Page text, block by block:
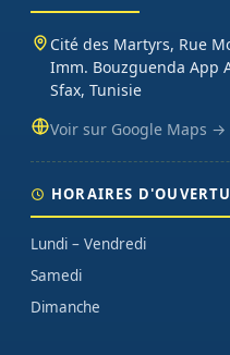
Cité des Martyrs, Rue
Imm. Bouzguenda App
Sfax, Tunisie
Voir sur Google Maps →
HORAIRES
Lundi – Vendredi
Samedi
Dimanche